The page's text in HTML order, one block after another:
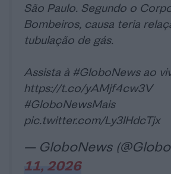
São Paulo. Segundo o
Bombeiros, causa teria
tubulação de gás.
Assista à #GloboNewsao
https://t.co/yAMjf4cw3V
#GloboNewsMais
pic.twitter.com/Ly3IHdcTjx
— GloboNews
11, 2026